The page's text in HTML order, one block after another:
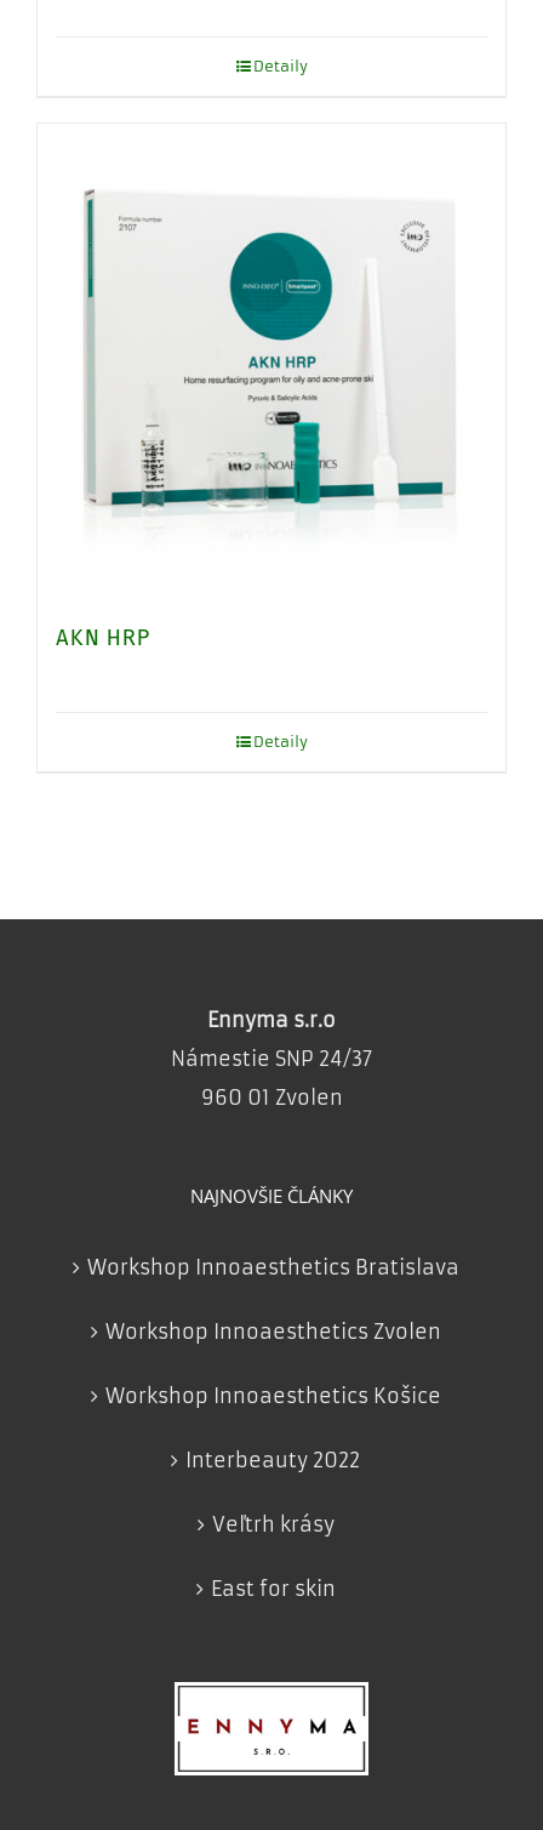
Detaily
AKN HRP
Detaily
Ennyma s.r.o
Námestie SNP 24/37
960 01 Zvolen
NAJNOVŠIE ČLÁNKY
Workshop Innoaesthetics Bratislava
Workshop Innoaesthetics Zvolen
Workshop Innoaesthetics Košice
Interbeauty 2022
Veľtrh krásy
East for skin